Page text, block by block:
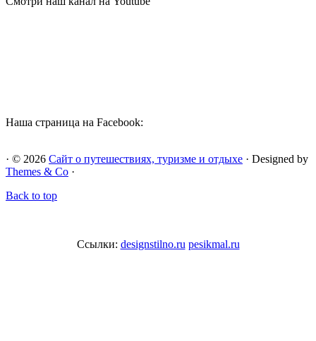
Наша страница на Facebook:
· © 2026 Сайт о путешествиях, туризме и отдыхе · Designed by
Themes & Co ·
Back to top
Ссылки: designstilno.ru pesikmal.ru